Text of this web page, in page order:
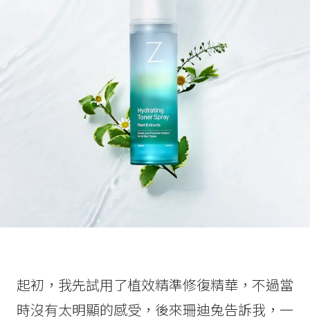
起初，我先試用了植效精準修復精華，不過當
時沒有太明顯的感受，後來珊迪兔告訴我，一